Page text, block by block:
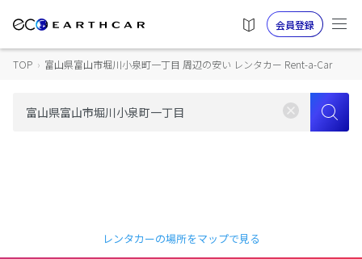
会員登録
TOP › 富山県富山市堀川小泉町一丁目 周辺の安い レンタカー Rent-a-Car
レンタカーの場所をマップで見る